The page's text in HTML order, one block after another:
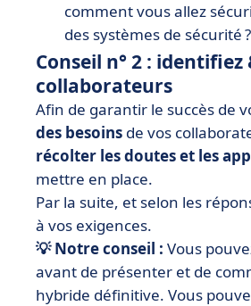
comment vous allez
des systèmes de sécurité
Conseil n° 2 :
collaborateurs
Afin de garantir le succès de
des besoins de vos
récolter les doutes et les
mettre en place.
Par la suite, et selon les
à vos exigences.
💡 Notre conseil : Vous
avant de présenter et de
hybride définitive. Vous